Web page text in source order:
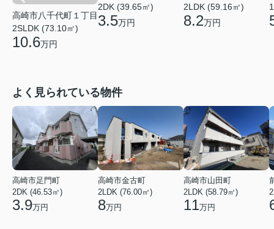
高崎市八千代町１丁目
2SLDK (73.10㎡)
10.6万円
2DK (39.65㎡)
3.5万円
2LDK (59.16㎡)
8.2万円
よく見られている物件
高崎市足門町
2DK (46.53㎡)
3.9万円
高崎市金古町
2LDK (76.00㎡)
8万円
高崎市山田町
2LDK (58.79㎡)
11万円